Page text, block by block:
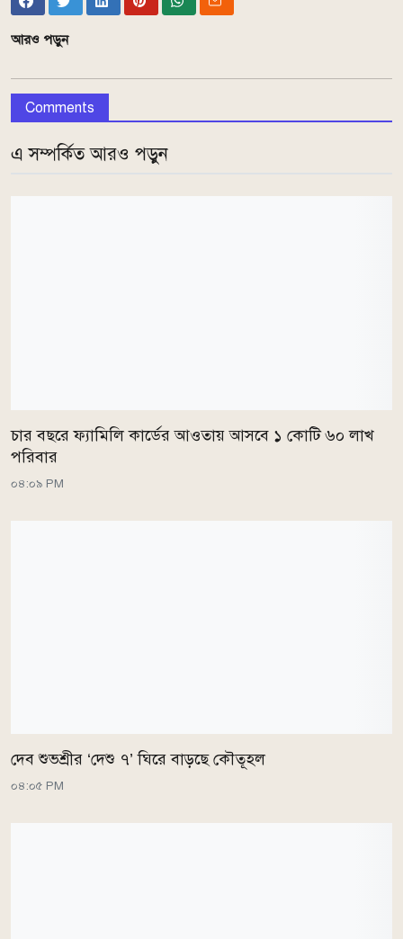
আরও পড়ুন
Comments
এ সম্পর্কিত আরও পড়ুন
চার বছরে ফ্যামিলি কার্ডের আওতায় আসবে ১ কোটি ৬০ লাখ
পরিবার
০৪:০৯ PM
দেব শুভশ্রীর ‘দেশু ৭’ ঘিরে বাড়ছে কৌতূহল
০৪:০৫ PM